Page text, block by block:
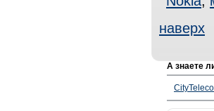
наверх
А знаете